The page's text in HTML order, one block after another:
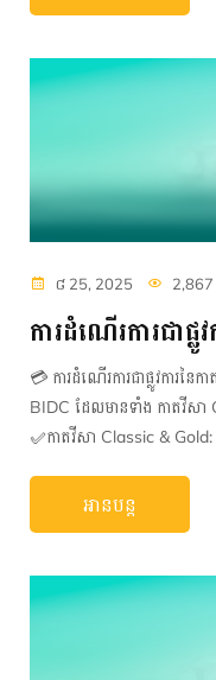
៨ 25, 2025 2,867
ការដំណើរការជាផ្
💳 ការដំណើរការជាផ្លូវការន
BIDC ដែលមានទាំង កាតវីសា
✅កាតវីសា Classic &
អានបន្ត